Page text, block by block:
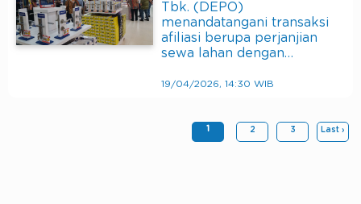
Tbk. (DEPO)
menandatangani transaksi
afiliasi berupa perjanjian
sewa lahan dengan…
19/04/2026, 14:30 WIB
1 2 3 Last ›